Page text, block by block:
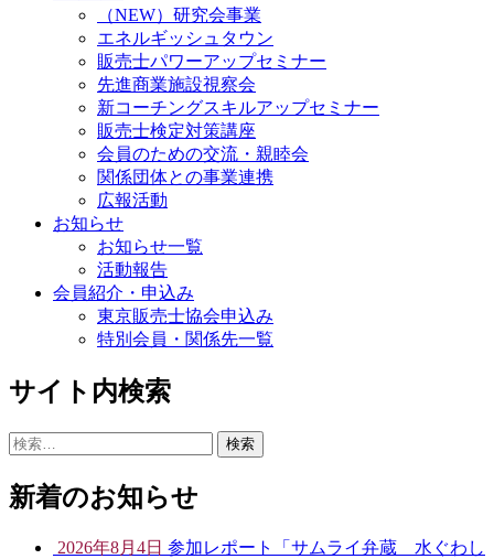
（NEW）研究会事業
エネルギッシュタウン
販売士パワーアップセミナー
先進商業施設視察会
新コーチングスキルアップセミナー
販売士検定対策講座
会員のための交流・親睦会
関係団体との事業連携
広報活動
お知らせ
お知らせ一覧
活動報告
会員紹介・申込み
東京販売士協会申込み
特別会員・関係先一覧
サイト内検索
検
新着のお知らせ
2026年8月4日 参加レポート「サムライ弁蔵 水ぐわし